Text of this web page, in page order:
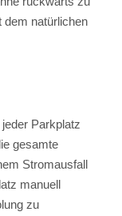
dem natürlichen
Parkplatz
gesamte
Stromausfall
manuell
zu